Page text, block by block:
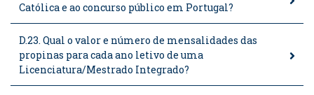
Católica e ao concurso público em Portugal?
D.23. Qual o valor e número de mensalidades das
propinas para cada ano letivo de uma
Licenciatura/Mestrado Integrado?